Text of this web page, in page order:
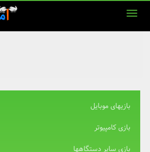
بازیهای موبایل
بازی کامپیوتر
بازی سایر دستگاهها